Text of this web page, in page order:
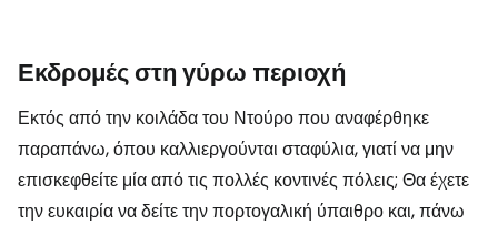
Εκδρομές στη γύρω περιοχή
Εκτός από την κοιλάδα του Ντούρο που αναφέρθηκε
παραπάνω, όπου καλλιεργούνται σταφύλια, γιατί να μην
επισκεφθείτε μία από τις πολλές κοντινές πόλεις; Θα έχετε
την ευκαιρία να δείτε την πορτογαλική ύπαιθρο και, πάνω